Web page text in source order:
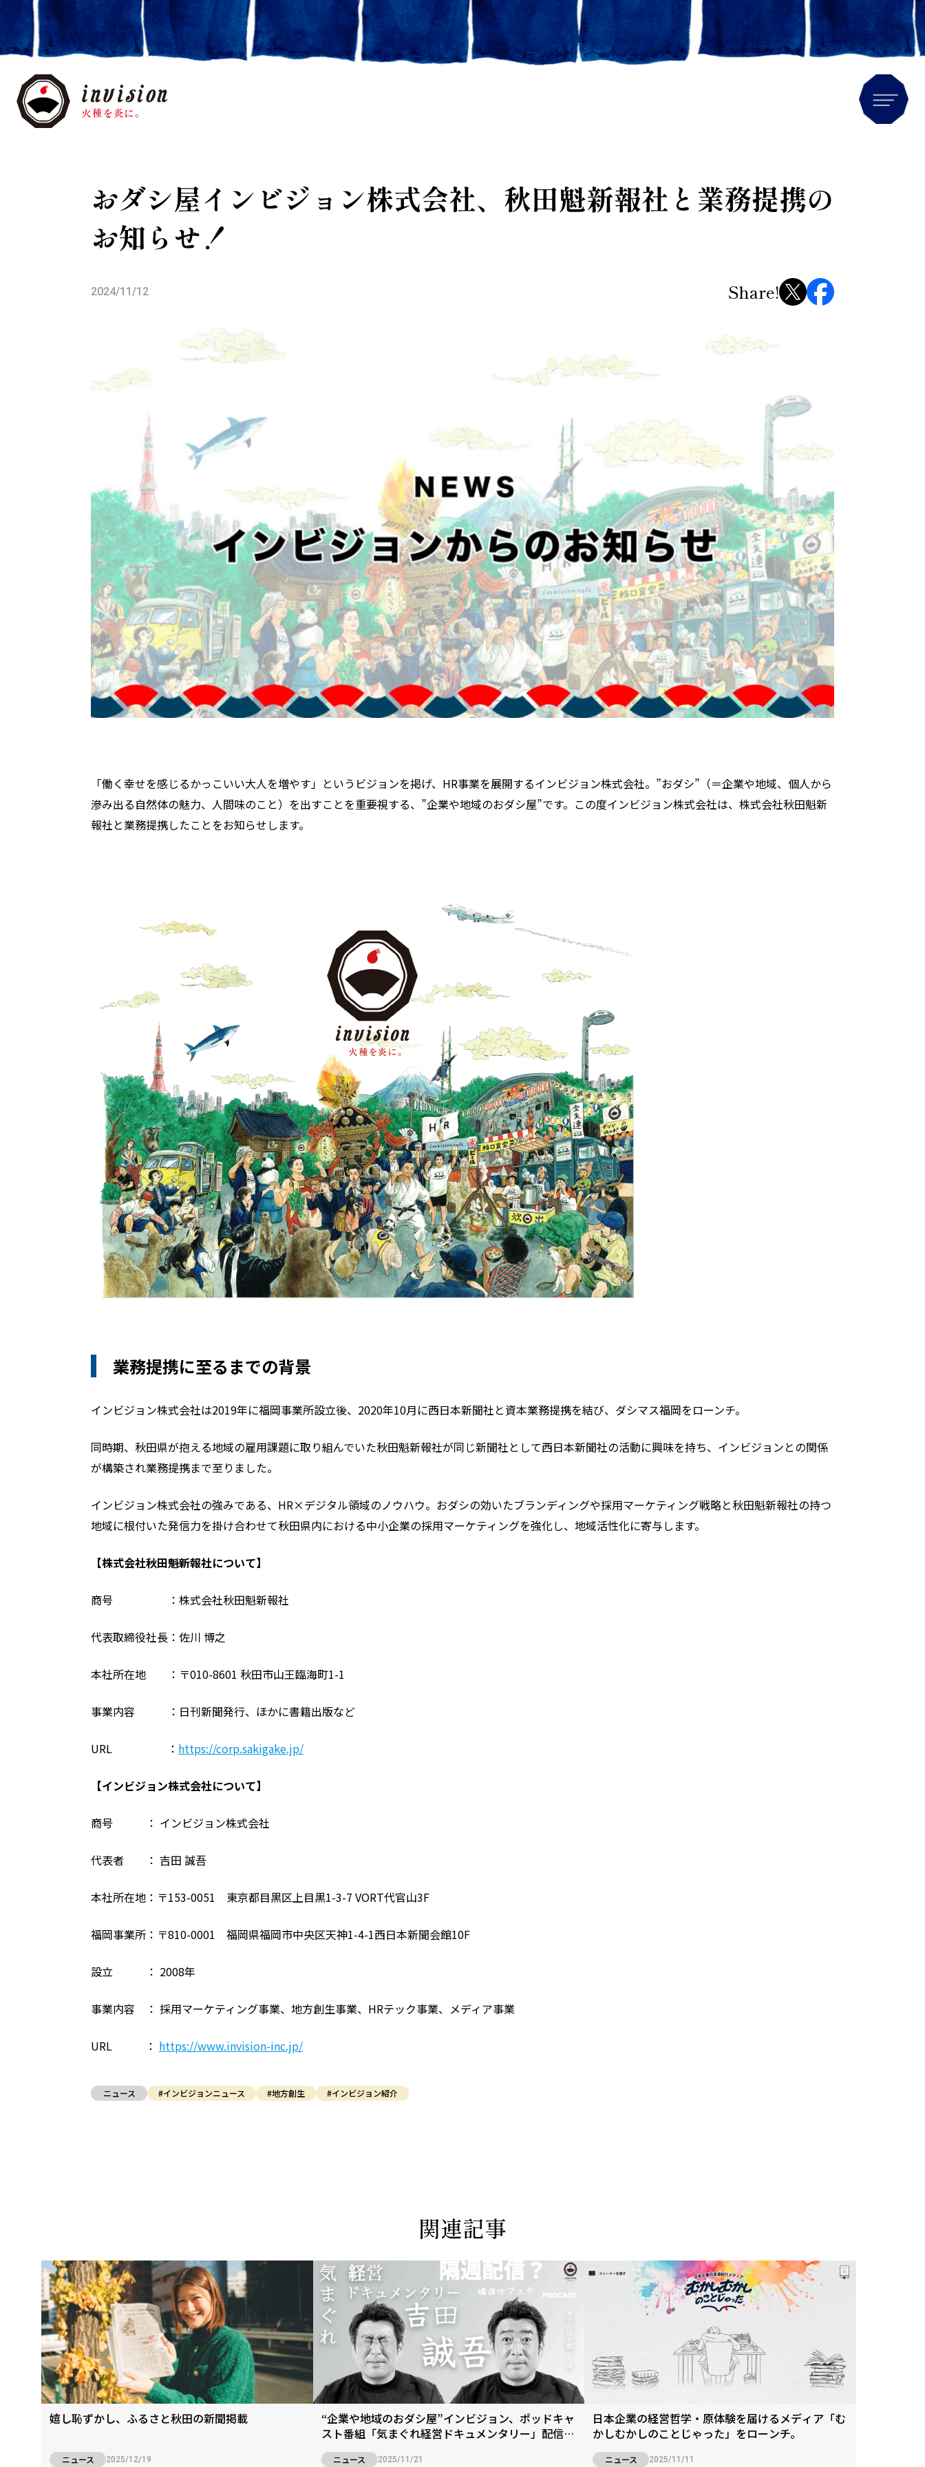
おダシ屋インビジョン株式会社、秋田魁新報社と業務提携の
お知らせ！
2024/11/12 Share!
「働く幸せを感じるかっこいい大人を増やす」というビジョンを掲げ、HR事業を展開するインビジョン株式会社。”おダシ”（＝企業や地域、個人から
滲み出る自然体の魅力、人間味のこと）を出すことを重要視する、”企業や地域のおダシ屋”です。この度インビジョン株式会社は、株式会社秋田魁新
報社と業務提携したことをお知らせします。
業務提携に至るまでの背景
インビジョン株式会社は2019年に福岡事業所設立後、2020年10月に西日本新聞社と資本業務提携を結び、ダシマス福岡をローンチ。
同時期、秋田県が抱える地域の雇用課題に取り組んでいた秋田魁新報社が同じ新聞社として西日本新聞社の活動に興味を持ち、インビジョンとの関係
が構築され業務提携まで至りました。
インビジョン株式会社の強みである、HR×デジタル領域のノウハウ。おダシの効いたブランディングや採用マーケティング戦略と秋田魁新報社の持つ
地域に根付いた発信力を掛け合わせて秋田県内における中小企業の採用マーケティングを強化し、地域活性化に寄与します。
【株式会社秋田魁新報社について】
商号 ：株式会社秋田魁新報社
代表取締役社長：佐川 博之
本社所在地 ：〒010-8601 秋田市山王臨海町1-1
事業内容 ：日刊新聞発行、ほかに書籍出版など
URL ： https://corp.sakigake.jp/
【インビジョン株式会社について】
商号 ： インビジョン株式会社
代表者 ： 吉田 誠吾
本社所在地：〒153-0051 東京都目黒区上目黒1-3-7 VORT代官山3F
福岡事業所：〒810-0001 福岡県福岡市中央区天神1-4-1西日本新聞会館10F
設立 ： 2008年
事業内容 ： 採用マーケティング事業、地方創生事業、HRテック事業、メディア事業
URL ： https://www.invision-inc.jp/
ニュース #インビジョンニュース #地方創生 #インビジョン紹介
関連記事
嬉し恥ずかし、ふるさと秋田の新聞掲載
ニュース 2025/12/19
“企業や地域のおダシ屋”インビジョン、ポッドキャ
スト番組「気まぐれ経営ドキュメンタリー」配信開
始
ニュース 2025/11/21
日本企業の経営哲学・原体験を届けるメディア「む
かしむかしのことじゃった」をローンチ。
ニュース 2025/11/11